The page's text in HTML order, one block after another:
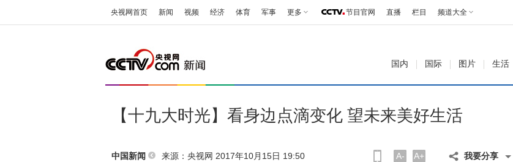
央视网首页 新闻 视频 经济 体育 军事 更多 节目官网 直播 栏目 频道大全
国内 国际 图片 生活
【十九大时光】看身边点滴变化 望未来美好生活
中国新闻 来源：央视网 2017年10月15日 19:50 A- A+ 我要分享